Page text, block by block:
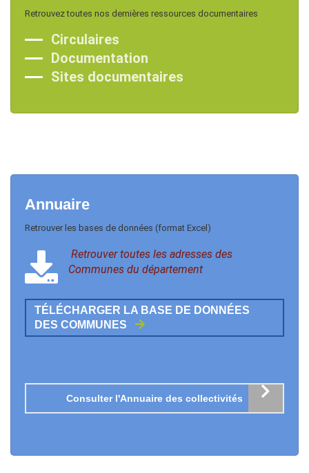
Retrouvez toutes nos dernières ressources documentaires
Circulaires
Documentation
Sites documentaires
Annuaire
Retrouver les bases de données (format Excel)
Retrouver toutes les adresses des
Communes du département
TÉLÉCHARGER LA BASE DE DONNÉES
DES COMMUNES
Consulter l'Annuaire des collectivités